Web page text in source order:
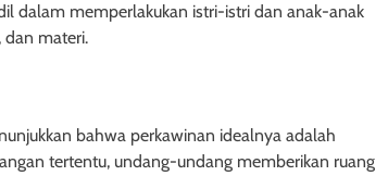
dalam memperlakukan istri-istri dan anak-anak
dan materi.
bahwa perkawinan idealnya adalah
tertentu, undang-undang memberikan ruang